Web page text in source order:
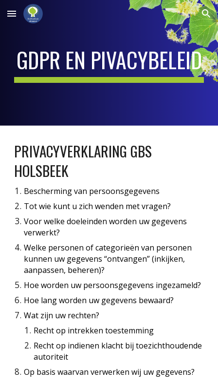
Skip to main content Skip to navigation
GDPR EN PIVACYBELEID
PRIVACYVERKLARING GBS
HOLSBEEK
Bescherming van persoonsgegevens
Tot wie kunt u zich wenden met vragen?
Voor welke doeleinden worden uw gegevens
verwerkt?
Welke personen of categorieën van personen
kunnen uw gegevens “ontvangen” (inkijken,
aanpassen, beheren)?
Hoe worden uw persoonsgegevens ingezameld?
Hoe lang worden uw gegevens bewaard?
Wat zijn uw rechten?
Recht op intrekken toestemming
Recht op indienen klacht bij toezichthoudende
autoriteit
Op basis waarvan verwerken wij uw gegevens?